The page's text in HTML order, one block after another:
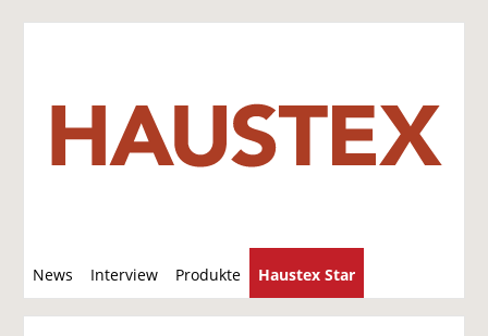
News Interview Produkte Haustex Star
u
c